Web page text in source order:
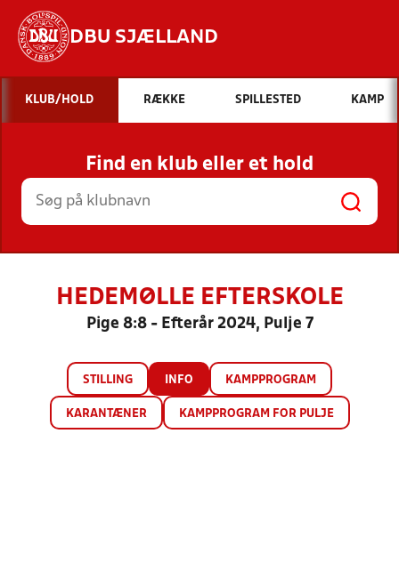
DBU SJÆLLAND
Hvad vil du søge efter?
INDHOLD OG NYHEDER
STILLINGER, RESULTATER, KLUBBER OG
HOLD
KLUB/HOLD RÆKKE SPILLESTED KAMP
Find en klub eller et hold
HEDEMØLLE EFTERSKOLE
Pige 8:8 - Efterår 2024, Pulje 7
STILLING INFO KAMPPROGRAM
KARANTÆNER KAMPPROGRAM FOR PULJE